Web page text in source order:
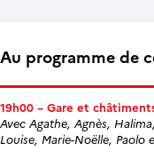
Au programme de
19h00 – Gare et
Avec Agathe, Agnès,
Louise, Marie-Noëlle, Paolo